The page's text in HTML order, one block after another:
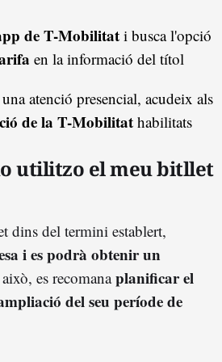
de T-Mobilitat i busca l'opció
en la informació del títol
atenció presencial, acudeix als
de la T-Mobilitat habilitats
utilitzo el meu bitllet
dins del termini establert,
i es podrà obtenir un
es recomanaplanificar el
del seu període de